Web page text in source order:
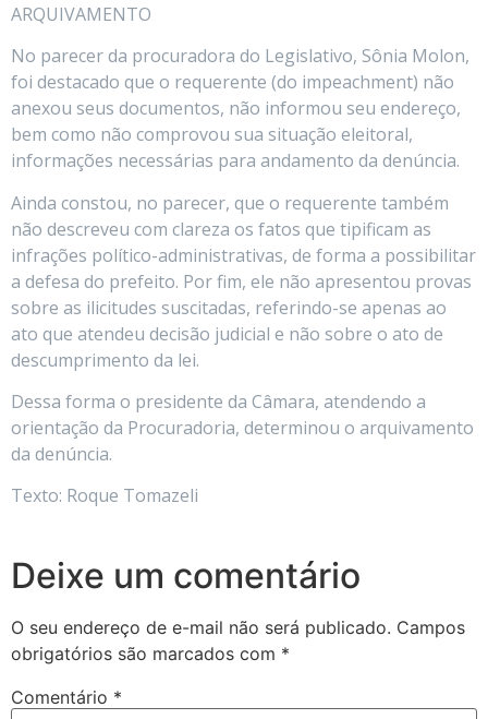
ARQUIVAMENTO
No parecer da procuradora do Legislativo, Sônia Molon,
foi destacado que o requerente (do impeachment) não
anexou seus documentos, não informou seu endereço,
bem como não comprovou sua situação eleitoral,
informações necessárias para andamento da denúncia.
Ainda constou, no parecer, que o requerente também
não descreveu com clareza os fatos que tipificam as
infrações político-administrativas, de forma a possibilitar
a defesa do prefeito. Por fim, ele não apresentou provas
sobre as ilicitudes suscitadas, referindo-se apenas ao
ato que atendeu decisão judicial e não sobre o ato de
descumprimento da lei.
Dessa forma o presidente da Câmara, atendendo a
orientação da Procuradoria, determinou o arquivamento
da denúncia.
Texto: Roque Tomazeli
Deixe um comentário
O seu endereço de e-mail não será publicado. Campos
obrigatórios são marcados com *
Comentário *